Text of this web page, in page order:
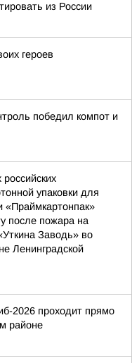
из России
героев
победил компот и
упаковки для
«Праймкартонпак»
после пожара на
Заводь» во
Ленинградской
2026 проходит прямо
районе